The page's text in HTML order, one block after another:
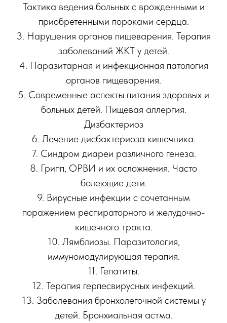
Тактика ведения больных с врожденными и
приобретенными пороками сердца.
3. Нарушения органов пищеварения. Терапия
заболеваний ЖКТ у детей.
4. Паразитарная и инфекционная патология
органов пищеварения.
5. Современные аспекты питания здоровых и
больных детей. Пищевая аллергия.
Дизбактериоз
6. Лечение дисбактериоза кишечника.
7. Синдром диареи различного генеза.
8. Грипп, ОРВИ и их осложнения. Часто
болеющие дети.
9. Вирусные инфекции с сочетанным
поражением респираторного и желудочно-
кишечного тракта.
10. Лямблиозы. Паразитология,
иммуномодулирующая терапия.
11. Гепатиты.
12. Терапия герпесвирусных инфекций.
13. Заболевания бронхолегочной системы у
детей. Бронхиальная астма.